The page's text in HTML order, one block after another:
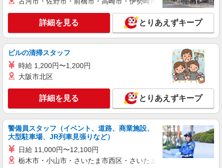
方はグレードに合わせて2500〜5000円/月支給 ※
入社後獲得も対象 【役割手当】 CSA（チーフセ
ールスアドバイザー）に昇格すると16600円/月支
い金10万円支給(規定有) お友達を紹介頂くと, イン
（規程有）★ ゜・。○。・゜+゜・。○。・゜+゜
キープ 詳細を見る
株式会社シエロ
人気機種に詳しくなれる携帯販売【au】
時給1500円〜 ※残業代支給 ★交通費上限800
11400円/月支給 家電アドバイザー資格をお持ちの
方はグレードに合わせて2500〜5000円/月支給 ※
入社後獲得も対象 【役割手当】 CSA（チーフセ
ールスアドバイザー）に昇格すると16600円/月支
給 ゜+゜・。○。・゜+゜・。○。・゜+゜ 入社祝
い金10万円支給(規定有) お友達を紹介頂くと, イン
センティブ支給(規定有) ★月2回払い・週払い可能
（規程有）★ ゜・。○。・゜+゜・。○。・゜+゜
福島県会津若松市の家電量販店
キープ 詳細を見る
派遣社員 紹介予定派遣
株式会社シエロ
携帯販売スタッフ【au】
詳細を見る とりあえずキープ
ビルの清掃スタッフ
時給 1,200円〜1,200円
大阪市北区
詳細を見る とりあえずキープ
警備員スタッフ（イベント、道路、商業施設、
大型駐車場、JR列車見張りなど）
日給 11,000円〜12,100円
栃木市・小山市・さいたま市西区・さいたま市岩槻区・久喜市・